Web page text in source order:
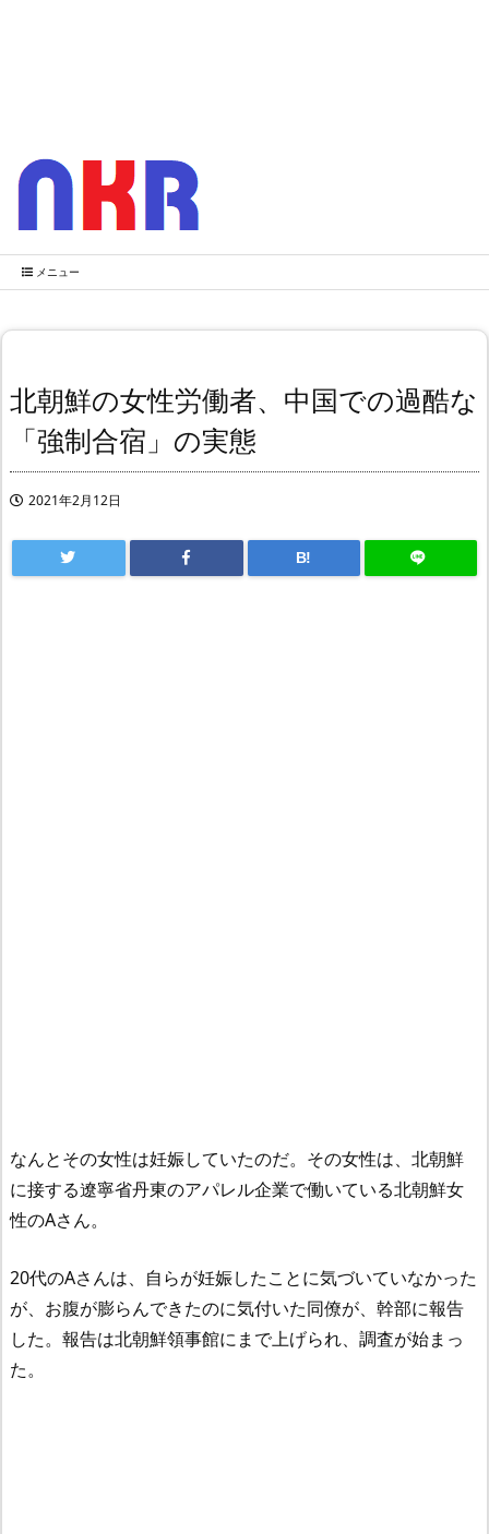
メニュー
北朝鮮の女性労働者、中国での過酷な
「強制合宿」の実態
2021年2月12日
B!
なんとその女性は妊娠していたのだ。その女性は、北朝鮮
に接する遼寧省丹東のアパレル企業で働いている北朝鮮女
性のAさん。
20代のAさんは、自らが妊娠したことに気づいていなかった
が、お腹が膨らんできたのに気付いた同僚が、幹部に報告
した。報告は北朝鮮領事館にまで上げられ、調査が始まっ
た。